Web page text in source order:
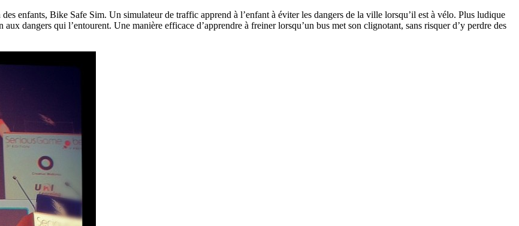
enfants, Bike Safe Sim. Un simulateur de traffic apprend à l’enfant à éviter les dangers de la ville lorsqu’il est à vélo. Plus ludique
dangers qui l’entourent. Une manière efficace d’apprendre à freiner lorsqu’un bus met son clignotant, sans risquer d’y perdre des